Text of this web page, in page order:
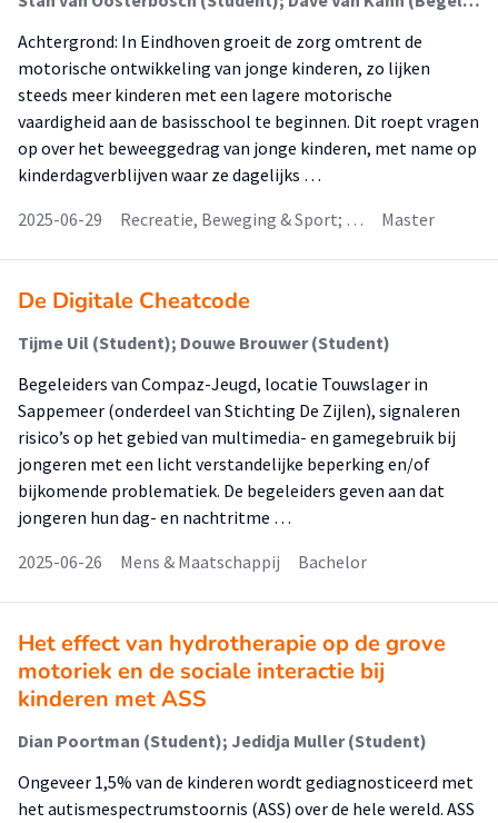
Achtergrond: In Eindhoven groeit de zorg omtrent de
motorische ontwikkeling van jonge kinderen, zo lijken
steeds meer kinderen met een lagere motorische
vaardigheid aan de basisschool te beginnen. Dit roept vragen
op over het beweeggedrag van jonge kinderen, met name op
kinderdagverblijven waar ze dagelijks …
2025-06-29
Recreatie, Beweging & Sport; … Master
De Digitale Cheatcode
Tijme Uil (Student); Douwe Brouwer (Student)
Begeleiders van Compaz-Jeugd, locatie Touwslager in
Sappemeer (onderdeel van Stichting De Zijlen), signaleren
risico’s op het gebied van multimedia- en gamegebruik bij
jongeren met een licht verstandelijke beperking en/of
bijkomende problematiek. De begeleiders geven aan dat
jongeren hun dag- en nachtritme …
2025-06-26
Mens & Maatschappij Bachelor
Het effect van hydrotherapie op de grove
motoriek en de sociale interactie bij
kinderen met ASS
Dian Poortman (Student); Jedidja Muller (Student)
Ongeveer 1,5% van de kinderen wordt gediagnosticeerd met
het autismespectrumstoornis (ASS) over de hele wereld. ASS